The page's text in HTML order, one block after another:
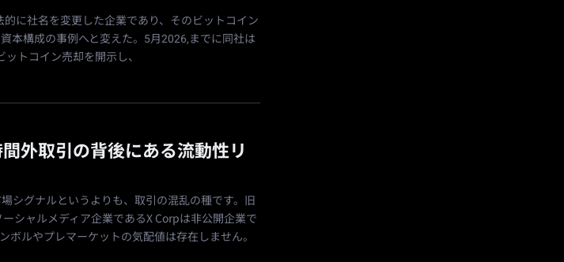
に社名を変更した企業であり、そのビットコイン
本構成の事例へと変えた。5月2026,までに同社は
トコイン売却を開示し、
外取引の背後にある流動性リ
シグナルというよりも、取引の混乱の種です。旧
シャルメディア企業であるX Corpは非公開企業で
ボルやプレマーケットの気配値は存在しません。